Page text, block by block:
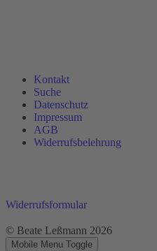
Kontakt
Suche
Datenschutz
Impressum
AGB
Widerrufsbelehrung
Widerrufsformular
© Beate Leßmann 2026
Mobile Menu Toggle